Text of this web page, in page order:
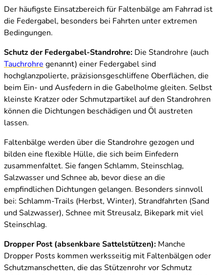
Der häufigste Einsatzbereich für Faltenbälge am Fahrrad ist
die Federgabel, besonders bei Fahrten unter extremen
Bedingungen.
Schutz der Federgabel-Standrohre: Die Standrohre (auch
Tauchrohre genannt) einer Federgabel sind
hochglanzpolierte, präzisionsgeschliffene Oberflächen, die
beim Ein- und Ausfedern in die Gabelholme gleiten. Selbst
kleinste Kratzer oder Schmutzpartikel auf den Standrohren
können die Dichtungen beschädigen und Öl austreten
lassen.
Faltenbälge werden über die Standrohre gezogen und
bilden eine flexible Hülle, die sich beim Einfedern
zusammenfaltet. Sie fangen Schlamm, Steinschlag,
Salzwasser und Schnee ab, bevor diese an die
empfindlichen Dichtungen gelangen. Besonders sinnvoll
bei: Schlamm-Trails (Herbst, Winter), Strandfahrten (Sand
und Salzwasser), Schnee mit Streusalz, Bikepark mit viel
Steinschlag.
Dropper Post (absenkbare Sattelstützen): Manche
Dropper Posts kommen werksseitig mit Faltenbälgen oder
Schutzmanschetten, die das Stützenrohr vor Schmutz